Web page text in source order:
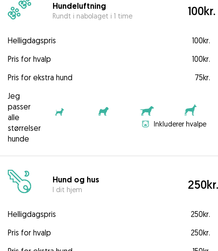
Hundeluftning
Rundt i nabolaget i 1 time 100kr.
Helligdagspris
100kr.
Pris for hvalp
100kr.
Pris for ekstra hund
75kr.
Jeg
passer
alle
størrelser
hunde
Inkluderer hvalpe
Hund og hus
I dit hjem 250kr.
Helligdagspris
250kr.
Pris for hvalp
250kr.